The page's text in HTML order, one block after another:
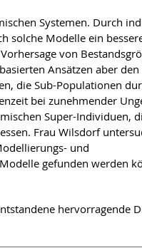
Systemen. Durch
solche Modelle ein
von
Ansätzen aber den
die Sub-Populationen
bei zunehmender
Super-Individuen,
Frau Wilsdorf
und
gefunden werden
hervorragende